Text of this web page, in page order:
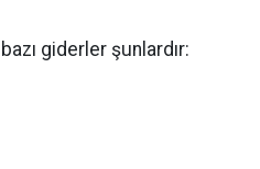
giderler şunlardır: